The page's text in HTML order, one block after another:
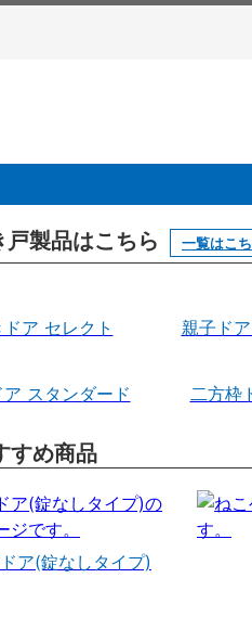
製品はこちら 一覧はこ
ドア セレクト 親子ド
スタンダード 二方枠
すめ商品
ア(錠なしタイプ)